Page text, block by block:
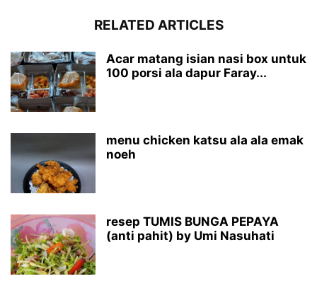
RELATED ARTICLES
Acar matang isian nasi box untuk
100 porsi ala dapur Faray...
menu chicken katsu ala ala emak
noeh
resep TUMIS BUNGA PEPAYA
(anti pahit) by Umi Nasuhati